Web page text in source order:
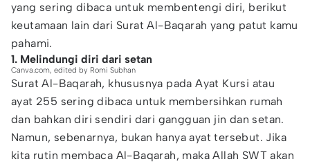
yang sering dibaca untuk membentengi diri, berikut
keutamaan lain dari Surat Al-Baqarah yang patut kamu
pahami.
1. Melindungi diri dari setan
Canva.com, edited by Romi Subhan
Surat Al-Baqarah, khususnya pada Ayat Kursi atau
ayat 255 sering dibaca untuk membersihkan rumah
dan bahkan diri sendiri dari gangguan jin dan setan.
Namun, sebenarnya, bukan hanya ayat tersebut. Jika
kita rutin membaca Al-Baqarah, maka Allah SWT akan